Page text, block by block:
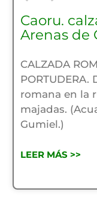
Caoru.
Arenas de
CALZADA
romana en la
majadas.
Gumiel.)
LEER MÁS >>